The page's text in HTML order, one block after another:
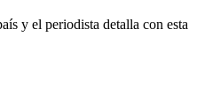
y el periodista detalla con esta